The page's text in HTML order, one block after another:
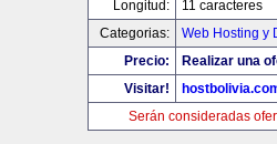
Longitud:
11 caracteres
Categorias:
Web Hosting y
Precio:
Realizar una
Visitar!
Serán consideradas